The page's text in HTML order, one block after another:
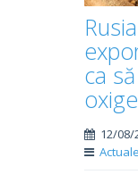
ca
12/08/
Actuale